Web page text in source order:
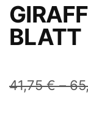
BLATT
41,75€ –